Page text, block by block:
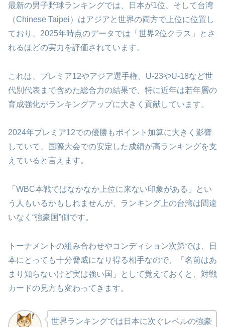
最新の男子野球ランキングでは、日本が1位、そして台湾
（Chinese Taipei）はアジアと世界の両方で上位に位置し
ており、2025年時点のデータでは「世界2位クラス」とさ
れるほどの実力を評価されています。​
これは、プレミア12やアジア選手権、U-23やU-18など世
代別代表まで含めた総合力の結果で、特に近年は若年層の
育成強化がランキングアップに大きく貢献しています。
2024年プレミア12での優勝もポイント加算に大きく影響
していて、国際大会での安定した成績が高ランキングを支
えていると言えます。
「WBC本戦ではなかなか上位に来ない印象がある」とい
う人もいるかもしれませんが、ランキング上の台湾は間違
いなく“強豪国”側です。
トーナメントの組み合わせやコンディション次第では、日
本にとっても十分脅威になり得る相手なので、「名前はあ
まり知らないけど実は強い国」として覚えておくと、対戦
カードの見方も変わってきます。
世界ランキングでは日本に次ぐレベルの強豪